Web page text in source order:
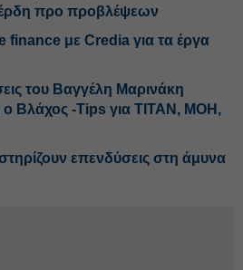
προ προβλέψεων
με Credia για τα έργα
του Βαγγέλη Μαρινάκη
Βλάχος -Tips για ΤΙΤΑΝ, ΜΟΗ,
επενδύσεις στη άμυνα